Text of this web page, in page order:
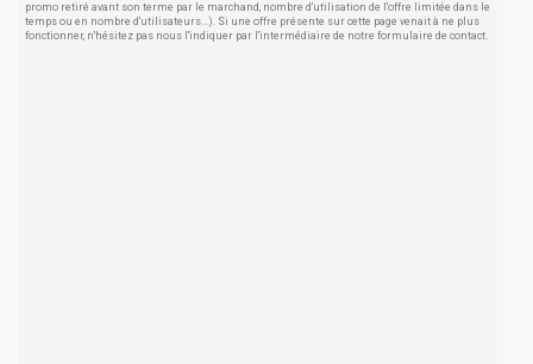
promo retiré avant son terme par le marchand, nombre d'utilisation de l'offre limitée dans le
temps ou en nombre d'utilisateurs...). Si une offre présente sur cette page venait à ne plus
fonctionner, n'hésitez pas nous l'indiquer par l'intermédiaire de notre formulaire de contact.